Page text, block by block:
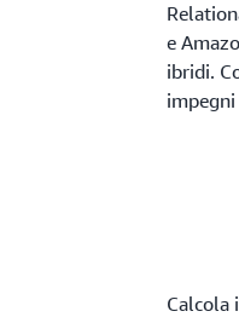
e
ibridi.
Calcola